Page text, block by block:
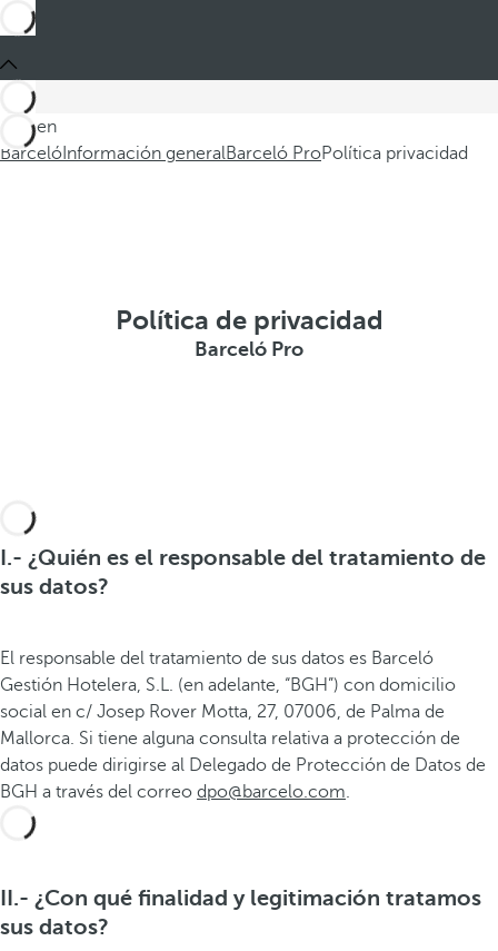
Está en
Barceló Información generalBarceló ProPolítica privacidad
Política de privacidad
Barceló Pro
I.- ¿Quién es el responsable del tratamiento de
sus datos?
El responsable del tratamiento de sus datos es Barceló
Gestión Hotelera, S.L. (en adelante, “BGH”) con domicilio
social en c/ Josep Rover Motta, 27, 07006, de Palma de
Mallorca. Si tiene alguna consulta relativa a protección de
datos puede dirigirse al Delegado de Protección de Datos de
BGH a través del correo dpo@barcelo.com.
II.- ¿Con qué finalidad y legitimación tratamos
sus datos?